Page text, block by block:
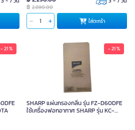
฿ 2,890.00
ใส่ตะกร้า
- 21 % - 21 %
SHARP แผ่นกรองกลิ่น รุ่น FZ-D60DFE
ใช้เครื่องฟอกอากาศ SHARP รุ่น KC-